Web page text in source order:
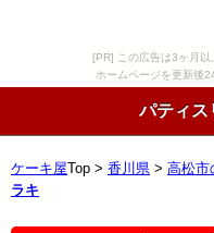
[PR] この広告は3ヶ月以
ホームページを更新後
パティ
ケーキ屋 Top > 香川県 > 高松市
ラキ